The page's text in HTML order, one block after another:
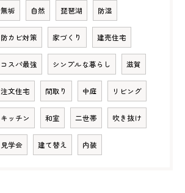
無垢 自然 琵琶湖 防湿
防カビ対策 家づくり 建売住宅
コスパ最強 シンプルな暮らし 滋賀
注文住宅 間取り 中庭 リビング
キッチン 和室 二世帯 吹き抜け
見学会 建て替え 内装